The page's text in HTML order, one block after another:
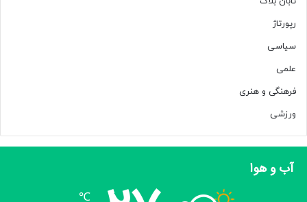
ب
ی
رپورتاژ
سیاسی
علمی
فرهنگی و هنری
ورزشی
آب و هوا
℃